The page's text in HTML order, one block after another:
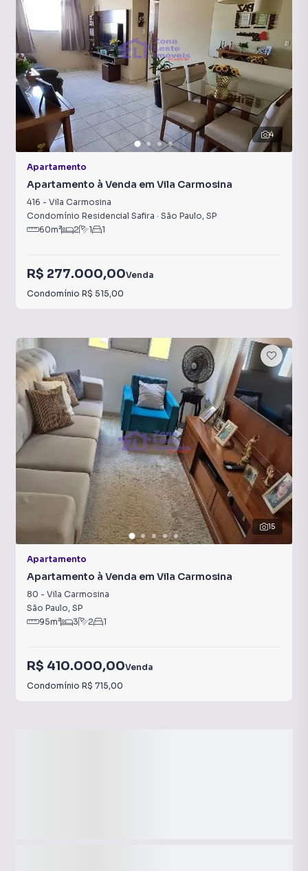
4
Apartamento
Apartamento à Venda em Vila Carmosina
416 - Vila Carmosina
Condomínio Residencial Safira · São Paulo, SP
60m² 2 1 1
R$ 277.000,00Venda
Condomínio R$ 515,00
15
Apartamento
Apartamento à Venda em Vila Carmosina
80 - Vila Carmosina
São Paulo, SP
95m² 3 2 1
R$ 410.000,00Venda
Condomínio R$ 715,00